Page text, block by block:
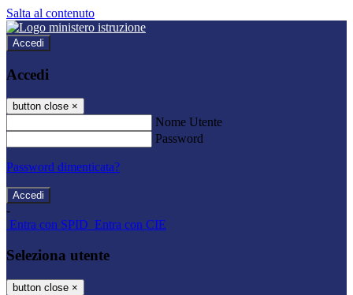
Salta al contenuto
Accedi
Accedi
button close ×
Nome Utente
Password
Password dimenticata?
-
Entra con SPID Entra con CIE
Seleziona utente
button close ×